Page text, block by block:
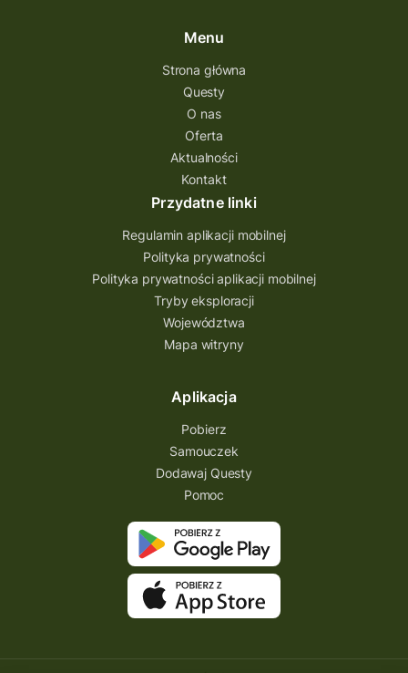
Menu
Strona główna
Questy
O nas
Oferta
Aktualności
Kontakt
Przydatne linki
Regulamin aplikacji mobilnej
Polityka prywatności
Polityka prywatności aplikacji mobilnej
Tryby eksploracji
Województwa
Mapa witryny
Aplikacja
Pobierz
Samouczek
Dodawaj Questy
Pomoc